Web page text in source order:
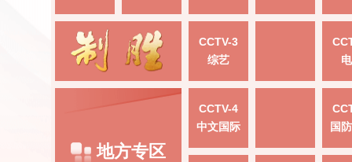
CCTV-3
综艺
地方专区
CCTV-4
中文国际
国